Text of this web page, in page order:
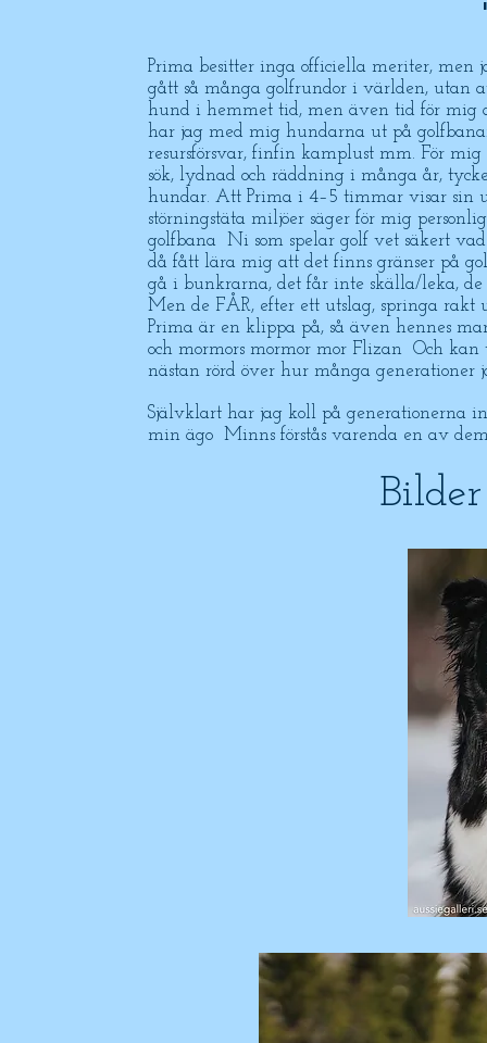
Prima besitter inga officiella meriter, men
gått så många golfrundor i världen, utan
hund i hemmet tid, men även tid för mig
har jag med mig hundarna ut på
resursförsvar, finfin kamplust mm. För
sök, lydnad och räddning i många år,
hundar. Att Prima i 4–5 timmar visar sin
störningstäta miljöer säger för mig
golfbana Ni som spelar golf vet säkert
då fått lära mig att det finns gränser på
gå i bunkrarna, det får inte skälla/leka,
Men de FÅR, efter ett utslag, springa rakt
Prima är en klippa på, så även hennes
och mormors mormor mor Flizan Och
nästan rörd över hur många generationer
Självklart har jag koll på generationerna
min ägo Minns förstås varenda en av